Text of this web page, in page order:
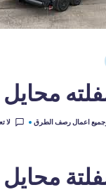
وجميع اعمال رصف الطرق لا